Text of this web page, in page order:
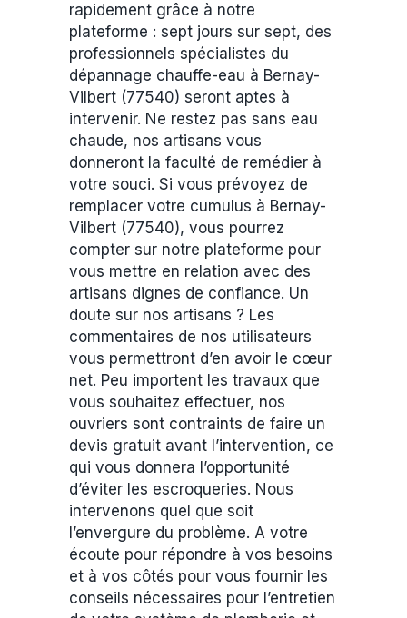
rapidement grâce à notre
plateforme : sept jours sur sept, des
professionnels spécialistes du
dépannage chauffe-eau à Bernay-
Vilbert (77540) seront aptes à
intervenir. Ne restez pas sans eau
chaude, nos artisans vous
donneront la faculté de remédier à
votre souci. Si vous prévoyez de
remplacer votre cumulus à Bernay-
Vilbert (77540), vous pourrez
compter sur notre plateforme pour
vous mettre en relation avec des
artisans dignes de confiance. Un
doute sur nos artisans ? Les
commentaires de nos utilisateurs
vous permettront d’en avoir le cœur
net. Peu importent les travaux que
vous souhaitez effectuer, nos
ouvriers sont contraints de faire un
devis gratuit avant l’intervention, ce
qui vous donnera l’opportunité
d’éviter les escroqueries. Nous
intervenons quel que soit
l’envergure du problème. A votre
écoute pour répondre à vos besoins
et à vos côtés pour vous fournir les
conseils nécessaires pour l’entretien